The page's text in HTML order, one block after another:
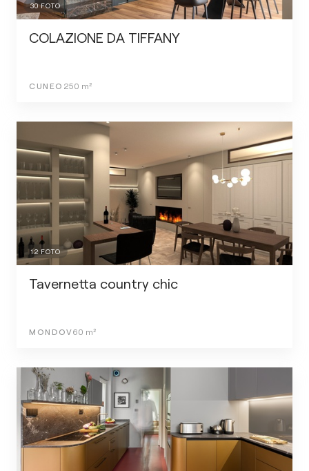
30FOTO
COLAZIONE DA TIFFANY
CUNEO 250 m²
12 FOTO
Tavernetta country chic
MONDOV60 m²